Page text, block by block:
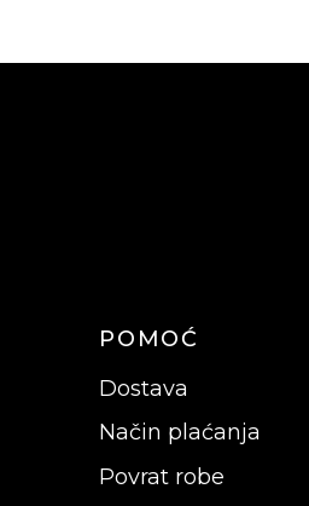
POMOĆ
Dostava
Način plaćanja
Povrat robe